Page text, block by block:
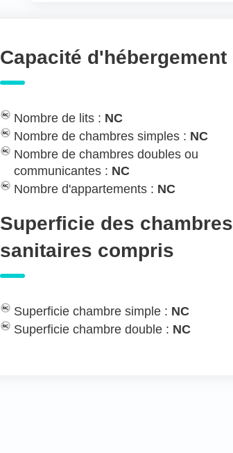
Capacité d'hébergement
Nombre de lits : NC
Nombre de chambres simples : NC
Nombre de chambres doubles ou
communicantes : NC
Nombre d'appartements : NC
Superficie des chambres
sanitaires compris
Superficie chambre simple : NC
Superficie chambre double : NC